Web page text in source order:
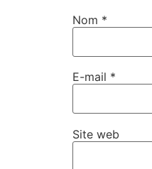
Nom *
E-mail *
Site web